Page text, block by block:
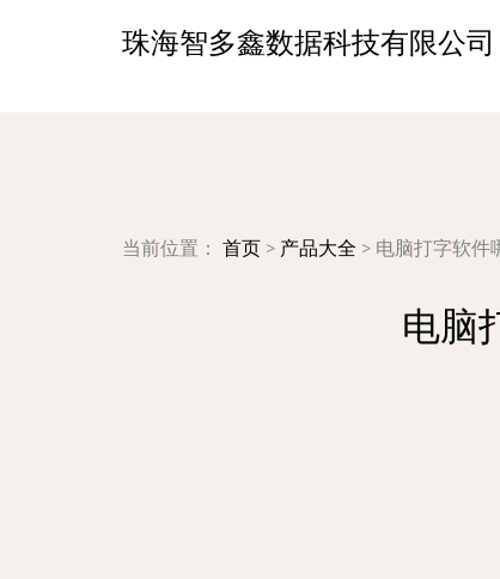
珠海智多鑫数据科技有限公司
当前位置： 首页 > 产品大全 > 电脑打字软件
电脑